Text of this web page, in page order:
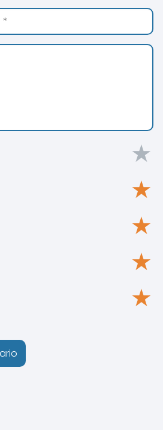
★
★
★
★
★